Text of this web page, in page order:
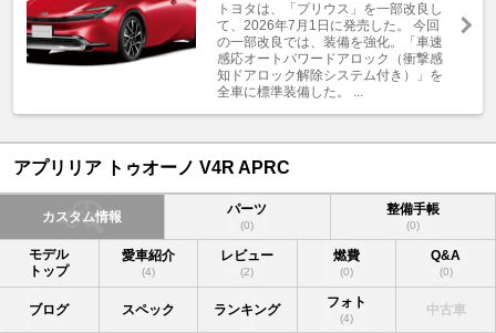
トヨタは、「プリウス」を一部改良し
て、2026年7月1日に発売した。 今回
の一部改良では、装備を強化。「車速
感応オートパワードアロック（衝撃感
知ドアロック解除システム付き）」を
全車に標準装備した。 ...
アプリリア トゥオーノ V4R APRC
カスタム情報 パーツ
(0)
整備手帳
(0)
モデル
トップ
愛車紹介
(4)
レビュー
(2)
燃費
(0)
Q&A
(0)
ブログ スペック ランキング フォト
(4)
中古車